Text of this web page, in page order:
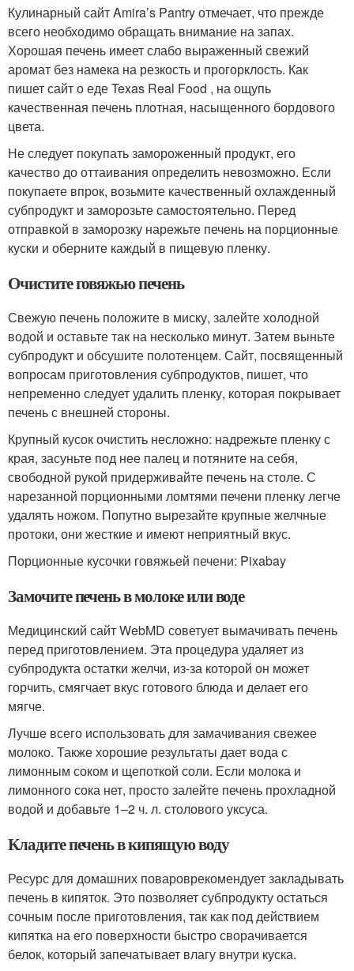
Кулинарный сайт Amira’s Pantry отмечает, что прежде
всего необходимо обращать внимание на запах.
Хорошая печень имеет слабо выраженный свежий
аромат без намека на резкость и прогорклость. Как
пишет сайт о еде Texas Real Food , на ощупь
качественная печень плотная, насыщенного бордового
цвета.
Не следует покупать замороженный продукт, его
качество до оттаивания определить невозможно. Если
покупаете впрок, возьмите качественный охлажденный
субпродукт и заморозьте самостоятельно. Перед
отправкой в заморозку нарежьте печень на порционные
куски и оберните каждый в пищевую пленку.
Очистите говяжью печень
Свежую печень положите в миску, залейте холодной
водой и оставьте так на несколько минут. Затем выньте
субпродукт и обсушите полотенцем. Сайт, посвященный
вопросам приготовления субпродуктов, пишет, что
непременно следует удалить пленку, которая покрывает
печень с внешней стороны.
Крупный кусок очистить несложно: надрежьте пленку с
края, засуньте под нее палец и потяните на себя,
свободной рукой придерживайте печень на столе. С
нарезанной порционными ломтями печени пленку легче
удалять ножом. Попутно вырезайте крупные желчные
протоки, они жесткие и имеют неприятный вкус.
Порционные кусочки говяжьей печени: Pixabay
Замочите печень в молоке или воде
Медицинский сайт WebMD советует вымачивать печень
перед приготовлением. Эта процедура удаляет из
субпродукта остатки желчи, из-за которой он может
горчить, смягчает вкус готового блюда и делает его
мягче.
Лучше всего использовать для замачивания свежее
молоко. Также хорошие результаты дает вода с
лимонным соком и щепоткой соли. Если молока и
лимонного сока нет, просто залейте печень прохладной
водой и добавьте 1–2 ч. л. столового уксуса.
Кладите печень в кипящую воду
Ресурс для домашних повароврекомендует закладывать
печень в кипяток. Это позволяет субпродукту остаться
сочным после приготовления, так как под действием
кипятка на его поверхности быстро сворачивается
белок, который запечатывает влагу внутри куска.